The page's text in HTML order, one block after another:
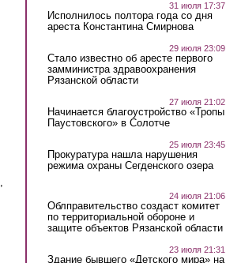
31 июля 17:37
Исполнилось полтора года со дня
ареста Константина Смирнова
29 июля 23:09
Стало известно об аресте первого
замминистра здравоохранения
Рязанской области
27 июля 21:02
Начинается благоустройство «Тропы
Паустовского» в Солотче
25 июля 23:45
Прокуратура нашла нарушения
режима охраны Сегденского озера
24 июля 21:06
Облправительство создаст комитет
по территориальной обороне и
защите объектов Рязанской области
23 июля 21:31
Здание бывшего «Детского мира» на